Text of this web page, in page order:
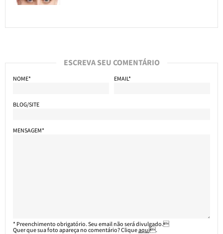
ESCREVA SEU COMENTÁRIO
NOME* EMAIL*
BLOG/SITE
MENSAGEM*
* Preenchimento obrigatório. Seu email não será divulgado.
Quer que sua foto apareça no comentário? Cliqueaqui.